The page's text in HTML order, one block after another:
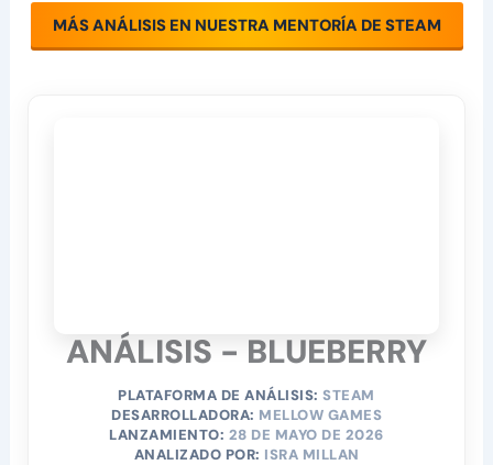
MÁS ANÁLISIS EN NUESTRA MENTORÍA DE STEAM
ANÁLISIS - BLUEBERRY
PLATAFORMA DE ANÁLISIS: STEAM
DESARROLLADORA: MELLOW GAMES
LANZAMIENTO: 28 DE MAYO DE 2026
ANALIZADO POR: ISRA MILLAN